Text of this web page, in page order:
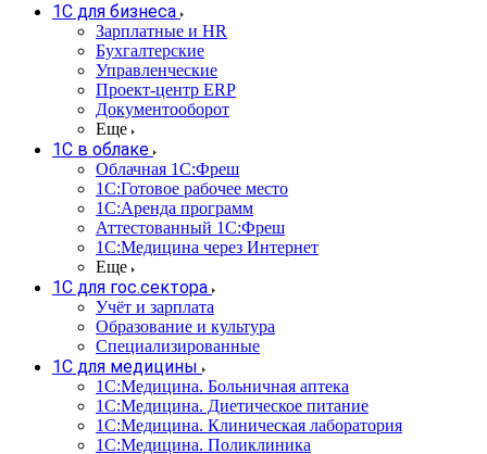
1С для бизнеса
Зарплатные и HR
Бухгалтерские
Управленческие
Проект-центр ERP
Документооборот
Еще
1C в облаке
Облачная 1С:Фреш
1С:Готовое рабочее место
1C:Аренда программ
Аттестованный 1С:Фреш
1С:Медицина через Интернет
Еще
1С для гос.сектора
Учёт и зарплата
Образование и культура
Специализированные
1С для медицины
1С:Медицина. Больничная аптека
1С:Медицина. Диетическое питание
1С:Медицина. Клиническая лаборатория
1С:Медицина. Поликлиника